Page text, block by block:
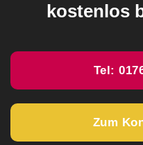
kostenlos
Tel:
Zum